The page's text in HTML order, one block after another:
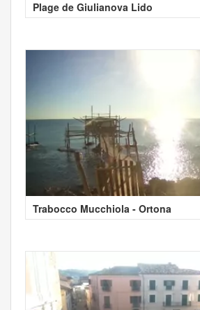
Plage de Giulianova Lido
Trabocco Mucchiola - Ortona